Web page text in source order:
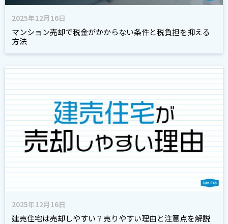
2025年12月16日
マンション売却で税金がかからない条件と税負担を抑える
方法
2025年12月16日
建売住宅は売却しやすい？売りやすい理由と注意点を解説